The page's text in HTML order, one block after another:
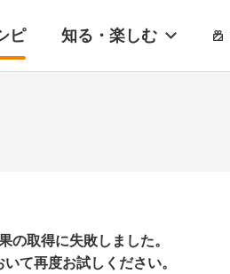
ピ 知る・楽しむ
の取得に失敗しました。
て再度お試しください。